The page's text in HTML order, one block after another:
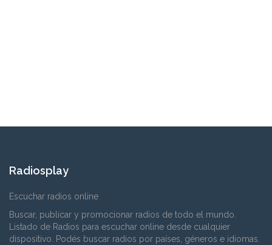
Radiosplay
Escuchar radios online
Buscar, publicar y promocionar radios de todo el mundo.
Listado de Radios para escuchar online desde cualquier
dispositivo. Podés buscar radios por países, géneros e idiomas.